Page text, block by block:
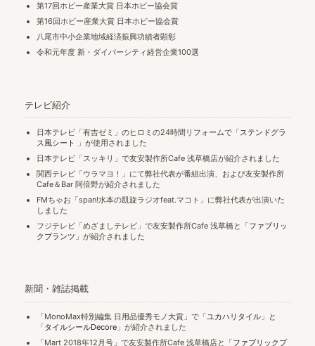
第17回ホビー産業大賞 日本ホビー協会賞
第16回ホビー産業大賞 日本ホビー協会賞
八尾市中小企業地域経済振興功績者顕彰
令和元年度 新・ダイバーシティ経営企業100選
テレビ紹介
日本テレビ「有吉ゼミ」のヒロミの24時間リフォームで「ステンドグラ
ス風シート
」が使用されました
日本テレビ「スッキリ」で友安製作所Cafe 浅草橋店が紹介されました
関西テレビ「ウラマヨ！」にて弊社代表が番組出演、および友安製作所
Cafe＆Bar 阿倍野が紹介されました
FMちゃお「span!水本の凱旋ラジオfeat.マコト」に弊社代表が出演いた
しました
フジテレビ「めざましテレビ」で友安製作所Cafe 浅草橋と「ファブリッ
クプランツ 」が紹介されました
新聞・雑誌掲載
「MonoMax特別編集 日用品優秀モノ大賞」で「 ユカハリタイル」と
「タイルシールDecore」が紹介されました
「Mart 2018年12月号」で友安製作所Cafe 浅草橋店と「ファブリックプ